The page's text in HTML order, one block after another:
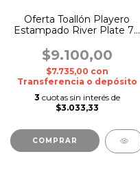
Oferta Toallón Playero
Estampado River Plate 70
$9.100,00
$7.735,00 con
Transferencia o depósito
3 cuotas sin interés de
$3.033,33
COMPRAR